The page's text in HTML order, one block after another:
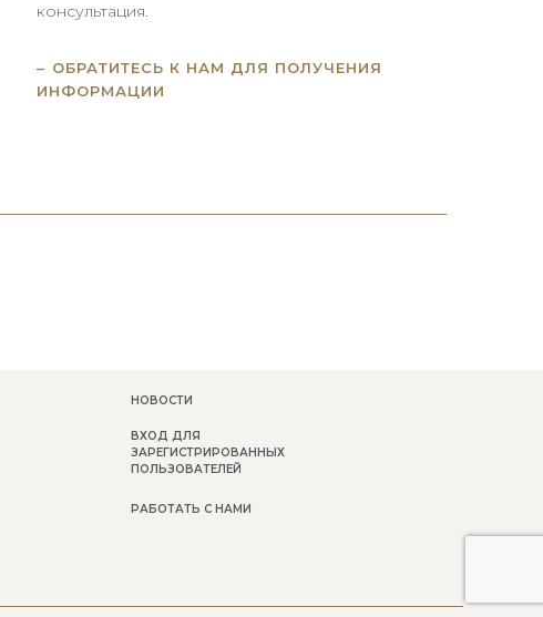
консультация.
ОБРАТИТЕСЬ К НАМ ДЛЯ ПОЛУЧЕНИЯ
ИНФОРМАЦИИ
НОВОСТИ
ВХОД ДЛЯ
ЗАРЕГИСТРИРОВАННЫХ
ПОЛЬЗОВАТЕЛЕЙ
РАБОТАТЬ С НАМИ